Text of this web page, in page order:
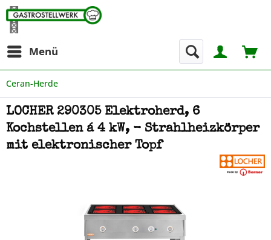
Menü
Ceran-Herde
LOCHER 290305 Elektroherd, 6
Kochstellen á 4 kW, - Strahlheizkörper
mit elektronischer Topf